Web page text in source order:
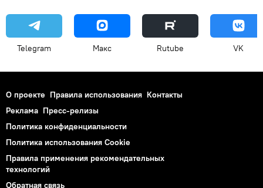
Telegram Макс Rutube VK
О проекте Правила использования Контакты
Реклама Пресс-релизы
Политика конфиденциальности
Политика использования Cookie
Правила применения рекомендательных
технологий
Обратная связь